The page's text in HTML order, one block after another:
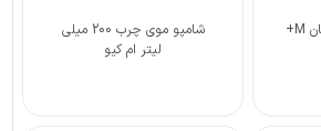
شامپو تقویت کننده آرگان M+
شامپو موی چرب 200 میلی
لیتر ام کیو